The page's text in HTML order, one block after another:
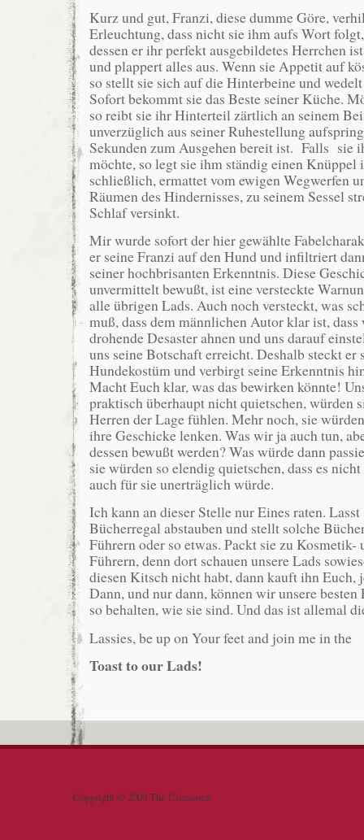
Kurz und gut, Franzi, diese dumme Göre,
Erleuchtung, dass nicht sie ihm aufs Wort
dessen er ihr perfekt ausgebildetes Herrchen
und plappert alles aus. Wenn sie Appetit auf
so stellt sie sich auf die Hinterbeine und
Sofort bekommt sie das Beste seiner Küche.
so reibt sie ihr Hinterteil zärtlich an seinem
unverzüglich aus seiner Ruhestellung
Sekunden zum Ausgehen bereit ist. Falls sie
möchte, so legt sie ihm ständig einen Knüppel
schließlich, ermattet vom ewigen Wegwerfen
Räumen des Hindernisses, zu seinem Sessel
Schlaf versinkt.
Mir wurde sofort der hier gewählte
er seine Franzi auf den Hund und infiltriert
seiner hochbrisanten Erkenntnis. Diese
unvermittelt bewußt, ist eine versteckte
alle übrigen Lads. Auch noch versteckt, was
muß, dass dem männlichen Autor klar ist, dass
drohende Desaster ahnen und uns darauf
uns seine Botschaft erreicht. Deshalb steckt er
Hundekostüm und verbirgt seine Erkenntnis
Macht Euch klar, was das bewirken könnte!
praktisch überhaupt nicht quietschen, würden
Herren der Lage fühlen. Mehr noch, sie
ihre Geschicke lenken. Was wir ja auch tun,
dessen bewußt werden? Was würde dann
sie würden so elendig quietschen, dass es
auch für sie unerträglich würde.
Ich kann an dieser Stelle nur Eines raten.
Bücherregal abstauben und stellt solche
Führern oder so etwas. Packt sie zu Kosmetik-
Führern, denn dort schauen unsere Lads
diesen Kitsch nicht habt, dann kauft ihn Euch,
Dann, und nur dann, können wir unsere
so behalten, wie sie sind. Und das ist allemal
Lassies, be up on Your feet and join me in the
Toast to our Lads!
Copyright © 2009 The Clansmen